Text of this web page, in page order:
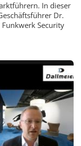
In dieser
Dr.
Security